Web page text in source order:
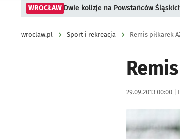
WROCŁAW Dwie kolizje na Powstańców Śląskich
wroclaw.pl Sport i rekreacja Remis piłkarek
Data publikacji:
29.09.2013 00:00 |
Kliknij, aby